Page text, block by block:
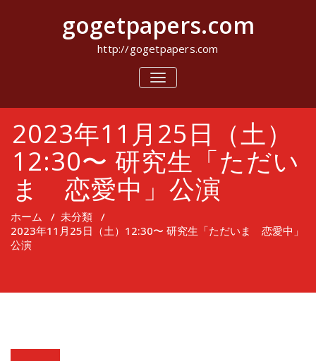
キ
gogetpapers.com
http://gogetpapers.com
ナ
ビ
シ
ョ
を
切
2023年11月25日（土）
12:30〜 研究生「ただい
ま 恋愛中」公演
ホーム / 未分類 /
2023年11月25日（土）12:30〜 研究生「ただいま 恋愛中」
公演